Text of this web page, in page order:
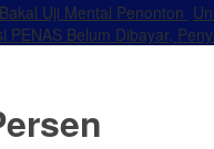
Uji Mental Penonton
PENAS Belum Dibayar,